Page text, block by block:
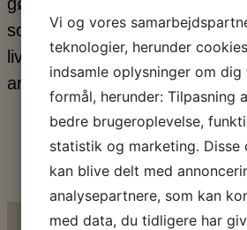
som musiker, skuespiller,
livet har han haft et
arbejderklasse, som han er
Køb billet
Vi og vores
teknologier, herunder
indsamle oplysninger om
formål, herunder: Tilpasning
bedre brugeroplevelse,
statistik og marketing. Disse
kan blive delt med
analysepartnere, som kan
med data, du tidligere har